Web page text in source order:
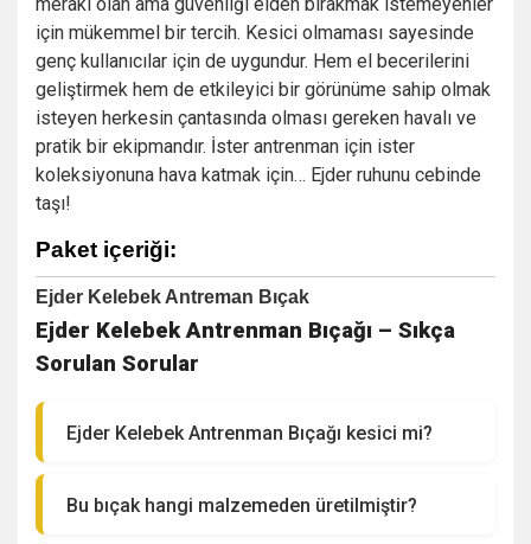
için mükemmel bir tercih. Kesici olmaması sayesinde
genç kullanıcılar için de uygundur. Hem el becerilerini
geliştirmek hem de etkileyici bir görünüme sahip olmak
isteyen herkesin çantasında olması gereken havalı ve
pratik bir ekipmandır. İster antrenman için ister
koleksiyonuna hava katmak için… Ejder ruhunu cebinde
taşı!
Paket içeriği:
Ejder Kelebek Antreman Bıçak
Ejder Kelebek Antrenman Bıçağı – Sıkça
Sorulan Sorular
Ejder Kelebek Antrenman Bıçağı kesici mi?
Bu bıçak hangi malzemeden üretilmiştir?